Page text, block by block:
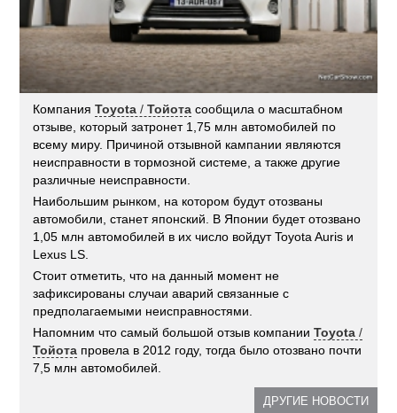
КомпанияToyota /Тойота сообщила о масштабном
отзыве, который затронет 1,75 млн автомобилей по
всему миру. Причиной отзывной кампании являются
неисправности в тормозной системе, а также другие
различные неисправности.
Наибольшим рынком, на котором будут отозваны
автомобили, станет японский. В Японии будет отозвано
1,05 млн автомобилей в их число войдут Toyota Auris и
Lexus LS.
Стоит отметить, что на данный момент не
зафиксированы случаи аварий связанные с
предполагаемыми неисправностями.
Напомним что самый большой отзыв компанииToyota /
Тойота провела в 2012 году, тогда было отозвано почти
7,5 млн автомобилей.
ДРУГИЕ НОВОСТИ